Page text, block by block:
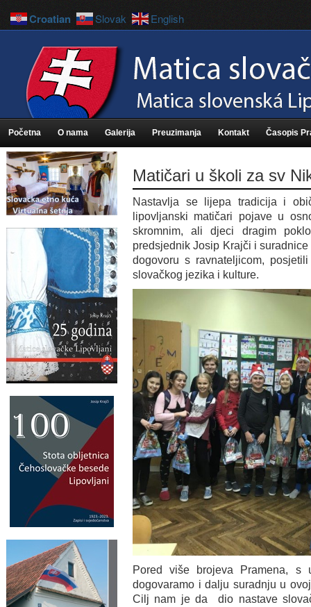
Početna O nama Galerija Preuzimanja Kontakt Časopis
Matičari u školi za sv
Nastavlja se lijepa tradicija i
lipovljanski matičari pojave u
skromnim, ali djeci dragim
predsjednik Josip Krajči i
dogovoru s ravnateljicom,
slovačkog jezika i kulture.
Pored više brojeva Pramena, s
dogovaramo i dalju suradnju u
Cilj nam je da dio nastave
Croatian Slovak English